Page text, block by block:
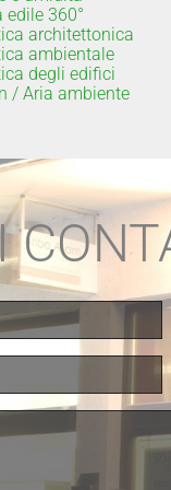
edile 360°
architettonica
ambientale
degli edifici
/ Aria ambiente